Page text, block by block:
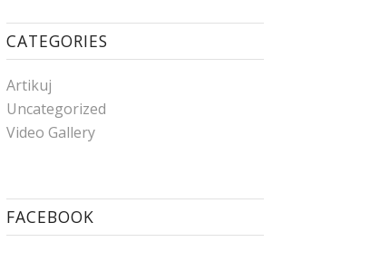
CATEGORIES
Artikuj
Uncategorized
Video Gallery
FACEBOOK